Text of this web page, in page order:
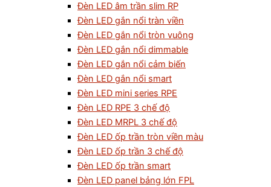
Đèn LED âm trần slim RP
Đèn LED gắn nổi tràn viền
Đèn LED gắn nổi tròn vuông
Đèn LED gắn nổi dimmable
Đèn LED gắn nổi cảm biến
Đèn LED gắn nổi smart
Đèn LED mini series RPE
Đèn LED RPE 3 chế độ
Đèn LED MRPL 3 chế độ
Đèn LED ốp trần tròn viền màu
Đèn LED ốp trần 3 chế độ
Đèn LED ốp trần smart
Đèn LED panel bảng lớn FPL